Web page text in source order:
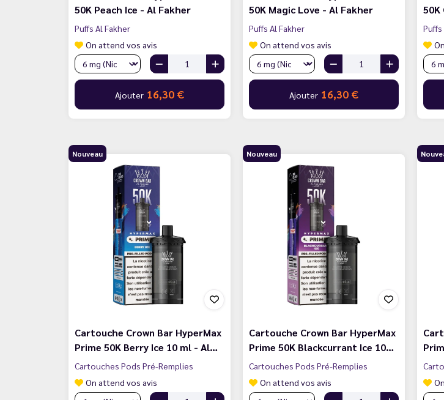
50K Peach Ice - Al Fakher
Puffs Al Fakher
On attend vos avis
Ajouter 16,30 €
50K Magic Love - Al Fakher
Puffs Al Fakher
On attend vos avis
Ajouter 16,30 €
50K
Puffs
Nouveau
Cartouche Crown Bar HyperMax
Prime 50K Berry Ice 10 ml - Al…
Cartouches Pods Pré-Remplies
On attend vos avis
Nouveau
Cartouche Crown Bar HyperMax
Prime 50K Blackcurrant Ice 10…
Cartouches Pods Pré-Remplies
On attend vos avis